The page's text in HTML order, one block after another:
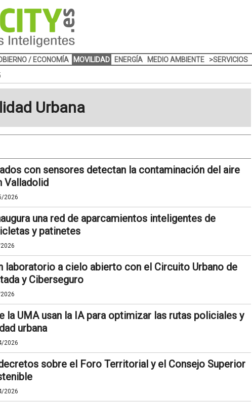
/ ECONOMÍA MOVILIDAD ENERGÍA MEDIO AMBIENTE >SERVICIOS
Urbana
con sensores detectan la contaminación del aire
Valladolid
2026
una red de aparcamientos inteligentes de
y patinetes
laboratorio a cielo abierto con el Circuito Urbano de
y Ciberseguro
la UMA usan la IA para optimizar las rutas policiales y
urbana
2026
sobre el Foro Territorial y el Consejo Superior
2026